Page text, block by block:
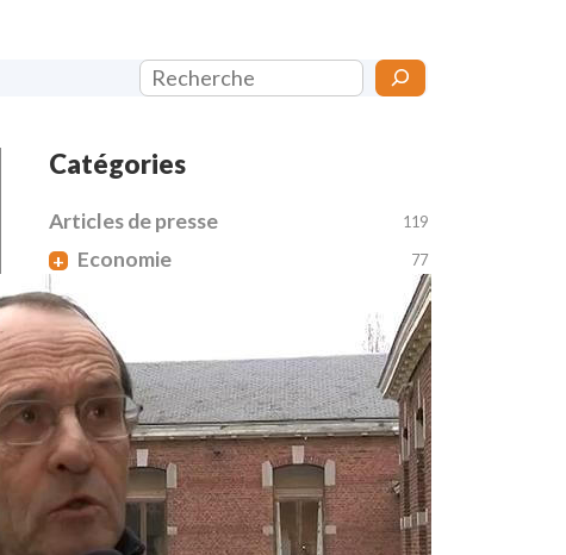
Rechercher
Catégories
Articles de presse 119
+ Economie 77
+ 137
+ La chasse aux Dogmes 58
+ Le temps des crises 50
+ Transition écologique et
énergétique
93
Bibliothèque et papiers de
référence